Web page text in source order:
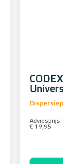
Adviesprijs
€ 19,95